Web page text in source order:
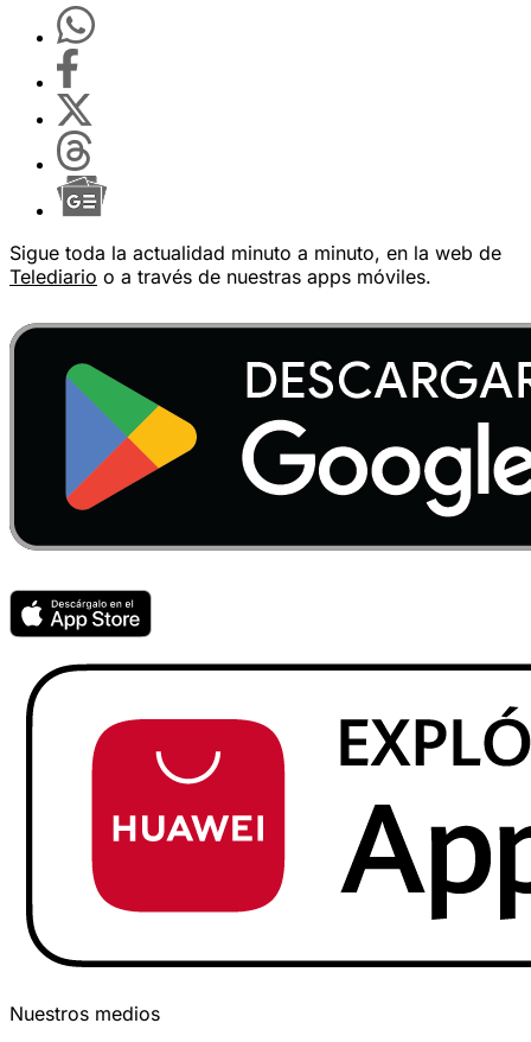
Sigue toda la actualidad minuto a minuto, en la web de
Telediario o a través de nuestras apps móviles.
Nuestros medios